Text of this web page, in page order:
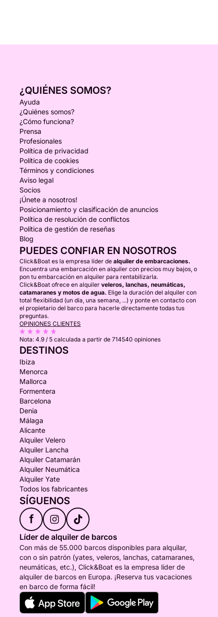
¿QUIÉNES SOMOS?
Ayuda
¿Quiénes somos?
¿Cómo funciona?
Prensa
Profesionales
Política de privacidad
Política de cookies
Términos y condiciones
Aviso legal
Socios
¡Únete a nosotros!
Posicionamiento y clasificación de anuncios
Política de resolución de conflictos
Política de gestión de reseñas
Blog
PUEDES CONFIAR EN NOSOTROS
Click&Boat es la empresa líder de alquiler de embarcaciones.
Encuentra una embarcación en alquiler con precios muy bajos, o
pon tu embarcación en alquiler para rentabilizarla.
Click&Boat ofrece en alquiler veleros, lanchas, neumáticas,
catamaranes y motos de agua. Elige la duración del alquiler con
total flexibilidad (un día, una semana, ...) y ponte en contacto con
el propietario del barco para hacerle directamente todas tus
preguntas.
OPINIONES CLIENTES
Nota: 4.9 / 5 calculada a partir de 714540 opiniones
DESTINOS
Ibiza
Menorca
Mallorca
Formentera
Barcelona
Denia
Málaga
Alicante
Alquiler Velero
Alquiler Lancha
Alquiler Catamarán
Alquiler Neumática
Alquiler Yate
Todos los fabricantes
SÍGUENOS
f
Líder de alquiler de barcos
Con más de 55.000 barcos disponibles para alquilar,
con o sin patrón (yates, veleros, lanchas, catamaranes,
neumáticas, etc.), Click&Boat es la empresa líder de
alquiler de barcos en Europa. ¡Reserva tus vacaciones
en barco de forma fácil!